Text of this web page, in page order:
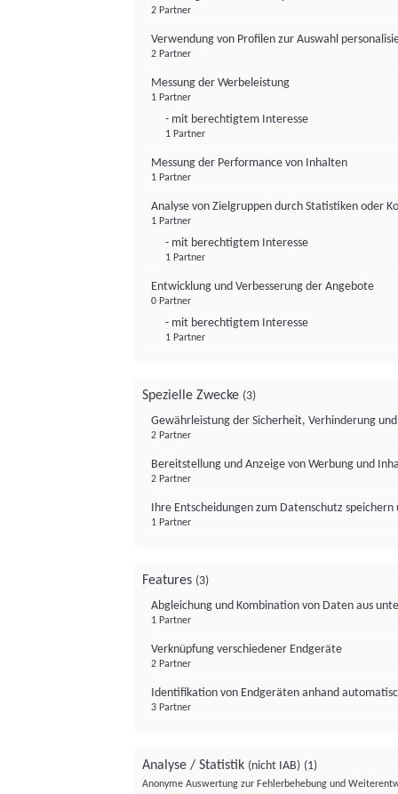
2 Partner
Verwendung von Profilen zur Auswahl
2 Partner
Messung der Werbeleistung
1 Partner
- mit berechtigtem Interesse
1 Partner
Messung der Performance von Inhalten
1 Partner
Analyse von Zielgruppen durch Statistiken oder
1 Partner
- mit berechtigtem Interesse
1 Partner
Entwicklung und Verbesserung der Angebote
0 Partner
- mit berechtigtem Interesse
1 Partner
Spezielle Zwecke (3)
Gewährleistung der Sicherheit, Verhinderung
2 Partner
Bereitstellung und Anzeige von Werbung und
2 Partner
Ihre Entscheidungen zum Datenschutz
1 Partner
Features (3)
Abgleichung und Kombination von Daten aus
1 Partner
Verknüpfung verschiedener Endgeräte
2 Partner
Identifikation von Endgeräten anhand
3 Partner
Analyse / Statistik (nicht IAB) (1)
Anonyme Auswertung zur Fehlerbehebung und